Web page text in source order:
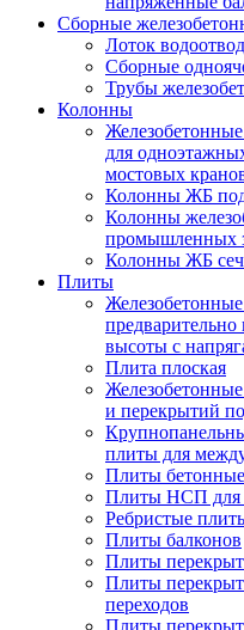
Сборные
Лоток
Сборные
Трубы
Колонны
для
мостовых
Колонны ЖБ под
Колонны
промышленных
Колонны ЖБ
Плиты
высоты с
Плита плоская
и перекрытий
плиты для
Плиты
Плиты НСП для
Ребристые
Плиты балконов
Плиты
Плиты
переходов
Плиты